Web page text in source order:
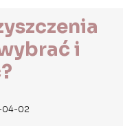
i
04-02